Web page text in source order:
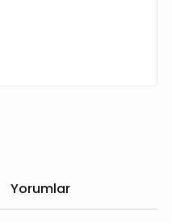
Yorumlar